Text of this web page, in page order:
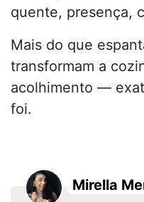
quente, presença,
Mais do que
transformam a
acolhimento —
foi.
Mirella